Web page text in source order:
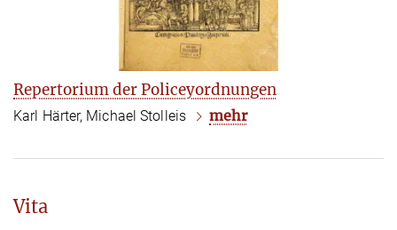
Repertorium der Policeyordnungen
Karl Härter, Michael Stolleis mehr
Vita